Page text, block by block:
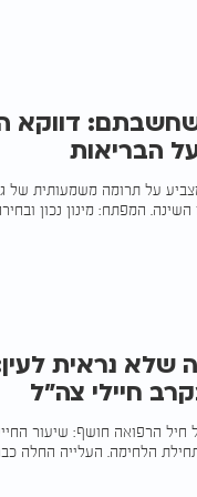
דווקא
הבריאות
על תרומה משמעותית של
השינה. המפתח: מינון נכון
שלא נראית
חיילי צה"ל
הרפואה חושף: שיעור